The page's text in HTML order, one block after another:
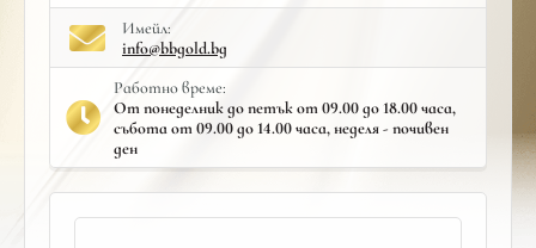
Имейл:
info@bbgold.bg
Работно време:
От понеделник до петък от 09.00 до 18.00 часа,
събота от 09.00 до 14.00 часа, неделя - почивен
ден